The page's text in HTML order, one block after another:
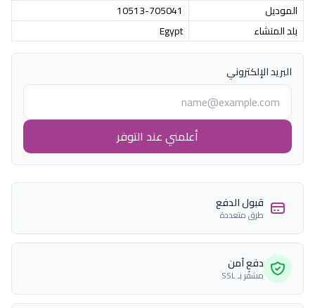
الموديل
10513-705041
بلد المنشاء
Egypt
البريد الإلكتروني
أعلمني عند التوفر
قبول الدفع
طرق متعددة
دفع آمن
مشفّر بـ SSL